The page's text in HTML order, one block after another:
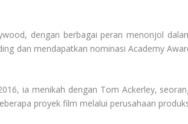
dengan berbagai peran menonjol
dan mendapatkan nominasi Academy
ia menikah dengan Tom Ackerley,
proyek film melalui perusahaan